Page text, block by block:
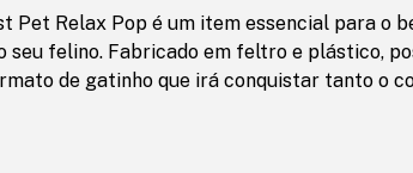
Pet Relax Pop é um item essencial para o
seu felino. Fabricado em feltro e plástico,
de gatinho que irá conquistar tanto o